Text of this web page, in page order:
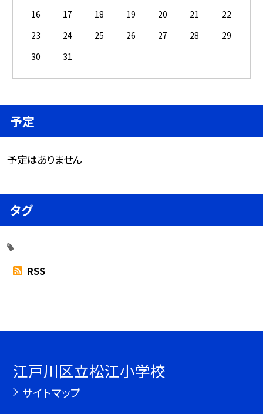
16
17 18 19 20 21
22
23
24 25 26 27 28
29
30
31
予定
予定はありません
タグ
RSS
江戸川区立松江小学校
サイトマップ